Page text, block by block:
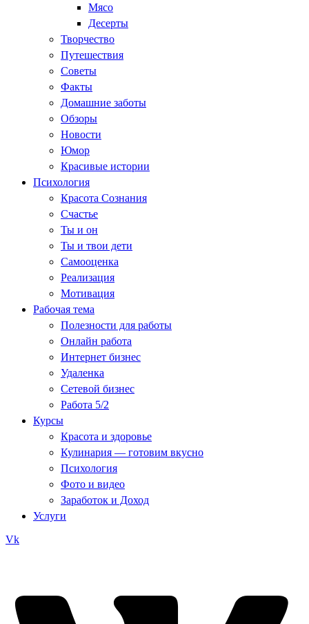
Мясо
Десерты
Творчество
Путешествия
Советы
Факты
Домашние заботы
Обзоры
Новости
Юмор
Красивые истории
Психология
Красота Сознания
Счастье
Ты и он
Ты и твои дети
Самооценка
Реализация
Мотивация
Рабочая тема
Полезности для работы
Онлайн работа
Интернет бизнес
Удаленка
Сетевой бизнес
Работа 5/2
Курсы
Красота и здоровье
Кулинария — готовим вкусно
Психология
Фото и видео
Заработок и Доход
Услуги
Vk